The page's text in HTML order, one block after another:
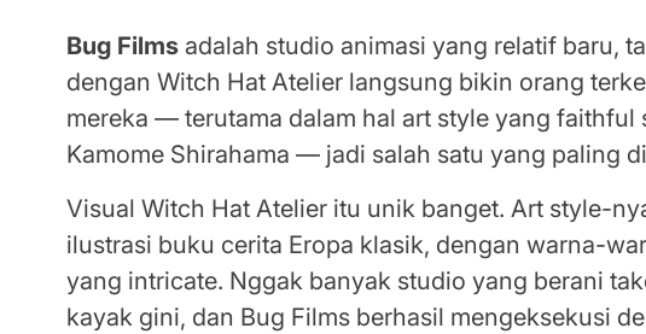
Bug Films adalah studio animasi yang relatif baru,
dengan Witch Hat Atelier langsung bikin orang
mereka — terutama dalam hal art style yang faithful
Kamome Shirahama — jadi salah satu yang paling
Visual Witch Hat Atelier itu unik banget. Art style-
ilustrasi buku cerita Eropa klasik, dengan warna-
yang intricate. Nggak banyak studio yang berani
kayak gini, dan Bug Films berhasil mengeksekusi